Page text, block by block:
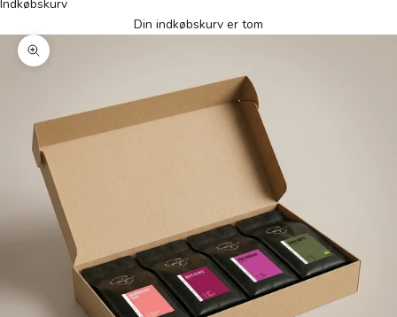
Indkøbskurv
Din indkøbskurv er tom
Zoom